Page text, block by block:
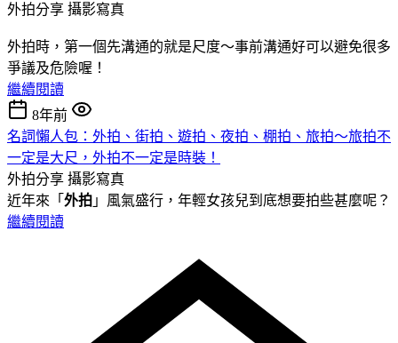
外拍分享 攝影寫真
外拍時，第一個先溝通的就是尺度～事前溝通好可以避免很多
爭議及危險喔！
繼續閱讀
8年前
名詞懶人包：外拍、街拍、遊拍、夜拍、棚拍、旅拍～旅拍不
一定是大尺，外拍不一定是時裝！
外拍分享 攝影寫真
近年來「 外拍 」風氣盛行，年輕女孩兒到底想要拍些甚麼呢？
繼續閱讀